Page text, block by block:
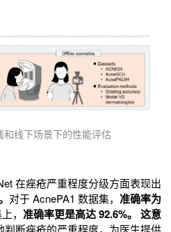
线下场景下的性能评估
在痤疮严重程度分级方面表现出
对于 AcnePA1 数据集， 准确率为
， 准确率更是高达 92.6%。 这意